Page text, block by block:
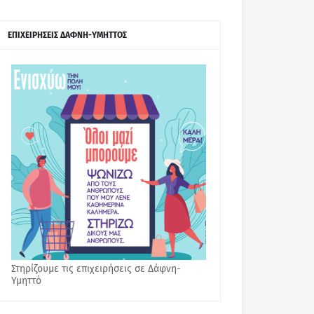
ΕΠΙΧΕΙΡΗΣΕΙΣ ΔΑΦΝΗ-ΥΜΗΤΤΟΣ
Στηρίζουμε τις επιχειρήσεις σε Δάφνη-
Υμηττό